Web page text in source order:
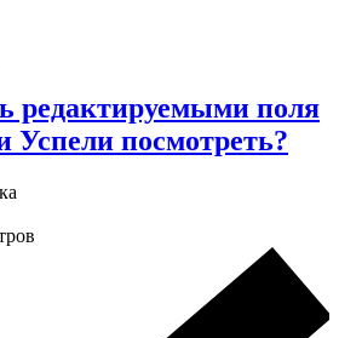
редактируемыми поля
Успели посмотреть?